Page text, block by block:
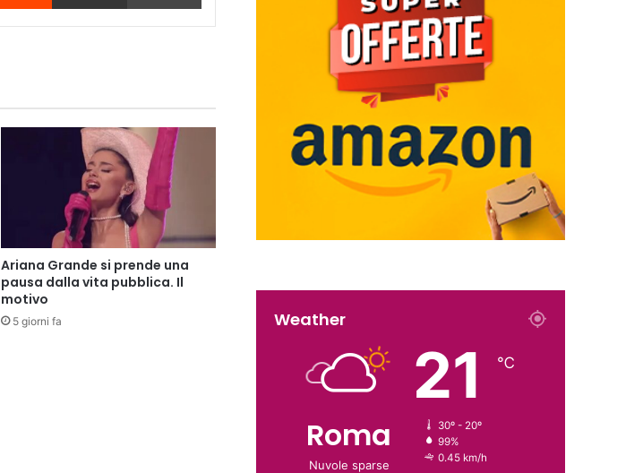
Ariana Grande si prende una
pausa dalla vita pubblica. Il
motivo
5 giorni fa Weather
Roma
Nuvole sparse
21 ℃
30º - 20º
99%
0.45 km/h